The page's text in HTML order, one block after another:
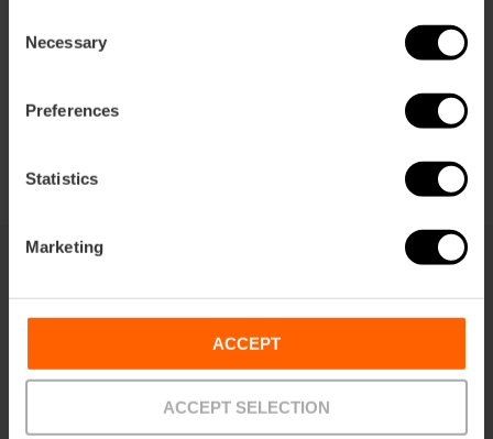
Selection
Necessary
Preferences
Statistics
Marketing
ACCEPT
ACCEPT SELECTION
También te puede interesar